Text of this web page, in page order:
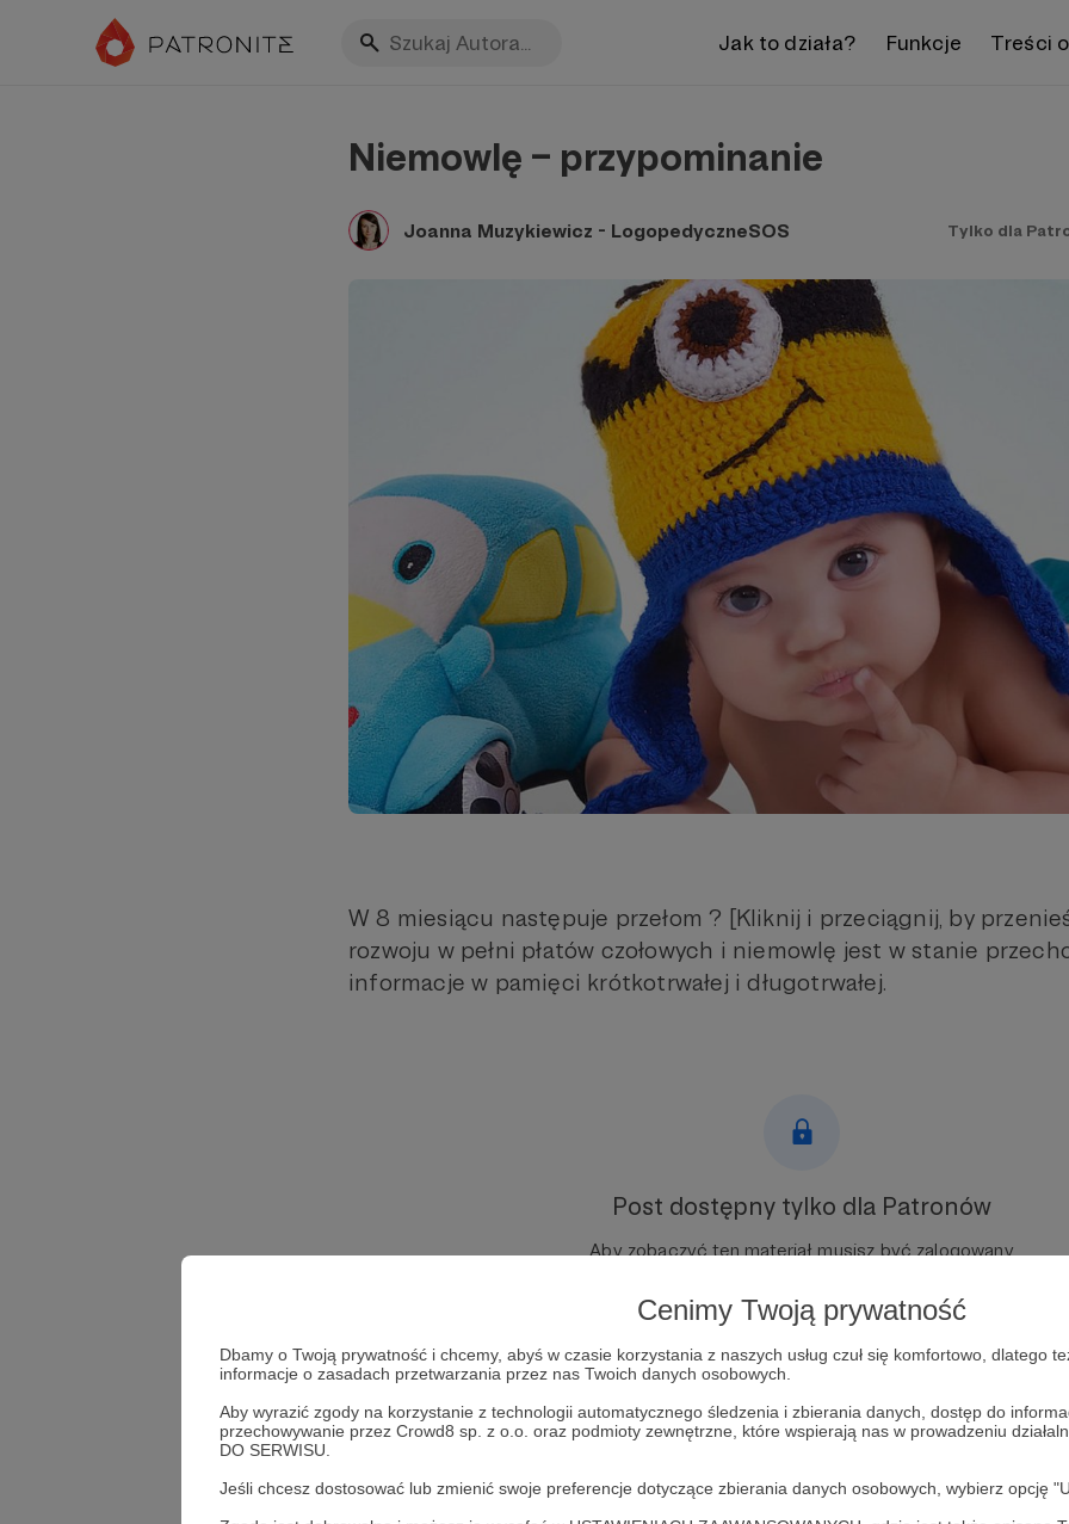
Cenimy Twoją prywatność
Dbamy o Twoją prywatność i chcemy, abyś w czasie korzystania z naszych usług czuł się komfortowo, dlatego
informacje o zasadach przetwarzania przez nas Twoich danych osobowych.
Aby wyrazić zgody na korzystanie z technologii automatycznego śledzenia i zbierania danych, dostęp do
przechowywanie przez Crowd8 sp. z o.o. oraz podmioty zewnętrzne, które wspierają nas w prowadzeniu
DO SERWISU.
Jeśli chcesz dostosować lub zmienić swoje preferencje dotyczące zbierania danych osobowych, wybierz opcję
Jak to działa? Funkcje Treści
Niemowlę – przypominanie
Joanna Muzykiewicz - LogopedyczneSOS Tylko dla
W 8 miesiącu następuje przełom ? [Kliknij i przeciągnij, by
rozwoju w pełni płatów czołowych i niemowlę jest w stanie
informacje w pamięci krótkotrwałej i długotrwałej.
Post dostępny tylko dla Patronów
Aby zobaczyć ten materiał musisz być zalogowany
Zostań Patronem
Zaloguj się